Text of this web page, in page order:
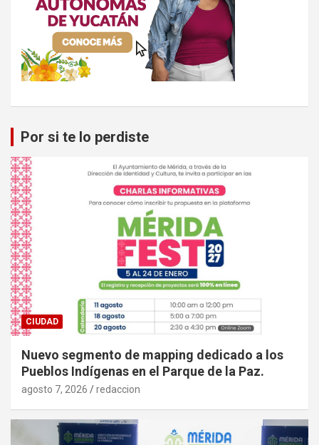
Por si te lo perdiste
CIUDAD
Nuevo segmento de mapping dedicado a los
Pueblos Indígenas en el Parque de la Paz.
agosto 7, 2026 redaccion